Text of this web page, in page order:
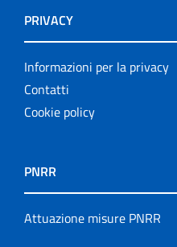
PRIVACY
Informazioni per la privacy
Contatti
Cookie policy
PNRR
Attuazione misure PNRR